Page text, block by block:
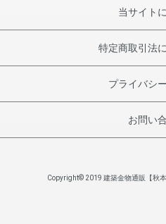
当サイト
特定商取引法
プライバシ
お問い
Copyright© 2019 建築金物通販【秋